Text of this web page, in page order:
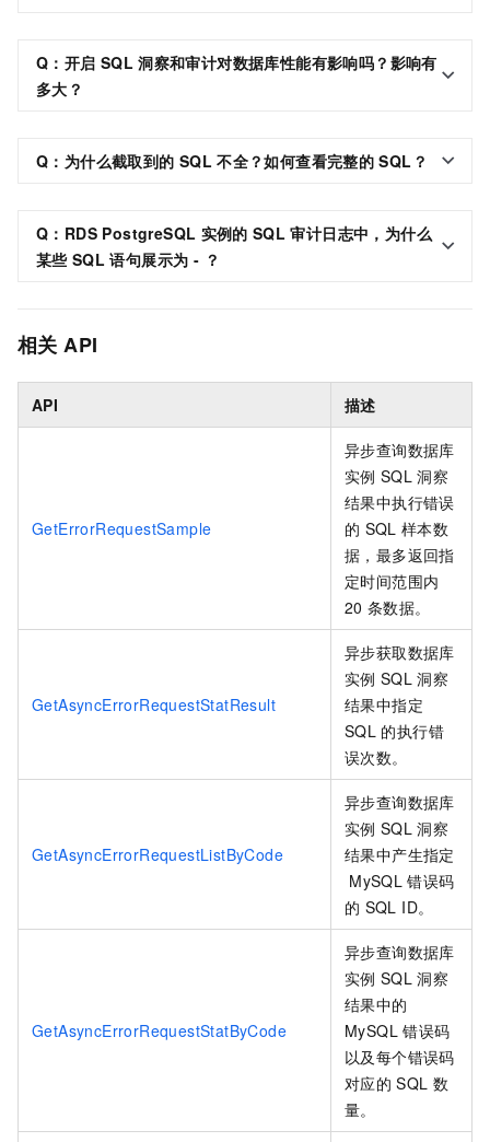
Q：开启 SQL 洞察和审计对数据库性能有影响吗？影响有
多大？
Q：为什么截取到的 SQL 不全？如何查看完整的 SQL？
Q：RDS PostgreSQL 实例的 SQL 审计日志中，为什么
某些 SQL 语句展示为 - ？
相关 API
API 描述
GetErrorRequestSample
异步查询数据库
实例 SQL 洞察
结果中执行错误
的 SQL 样本数
据，最多返回指
定时间范围内
20 条数据。
GetAsyncErrorRequestStatResult
异步获取数据库
实例 SQL 洞察
结果中指定
SQL 的执行错
误次数。
GetAsyncErrorRequestListByCode
异步查询数据库
实例 SQL 洞察
结果中产生指定
MySQL 错误码
的 SQL ID。
GetAsyncErrorRequestStatByCode
异步查询数据库
实例 SQL 洞察
结果中的
MySQL 错误码
以及每个错误码
对应的 SQL 数
量。